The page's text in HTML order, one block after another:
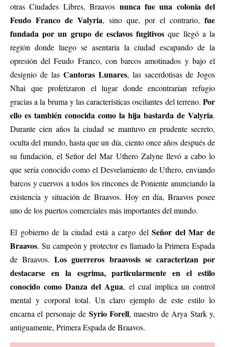
otras Ciudades Libres, Braavos nunca fue una colonia del
Feudo Franco de Valyria, sino que, por el contrario, fue
fundada por un grupo de esclavos fugitivos que llegó a la
región donde luego se asentaría la ciudad escapando de la
opresión del Feudo Franco, con barcos amotinados y bajo el
designio de las Cantoras Lunares, las sacerdotisas de Jogos
Nhai que profetizaron el lugar donde encontrarían refugio
gracias a la bruma y las características oscilantes del terreno. Por
ello es también conocida como la hija bastarda de Valyria.
Durante cien años la ciudad se mantuvo en prudente secreto,
oculta del mundo, hasta que un día, ciento once años después de
su fundación, el Señor del Mar Uthero Zalyne llevó a cabo lo
que sería conocido como el Desvelamiento de Uthero, enviando
barcos y cuervos a todos los rincones de Poniente anunciando la
existencia y situación de Braavos. Hoy en día, Braavos posee
uno de los puertos comerciales más importantes del mundo.
El gobierno de la ciudad está a cargo delSeñor del Mar de
Braavos. Su campeón y protector es llamado la Primera Espada
de Braavos.Los guerreros braavosis se caracterizan por
destacarse en la esgrima, particularmente en el estilo
conocido como Danza del Agua, el cual implica un control
mental y corporal total. Un claro ejemplo de este estilo lo
encarna el personaje de Syrio Forell, maestro de Arya Stark y,
antiguamente, Primera Espada de Braavos.